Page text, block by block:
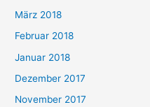
März 2018
Februar 2018
Januar 2018
Dezember 2017
November 2017